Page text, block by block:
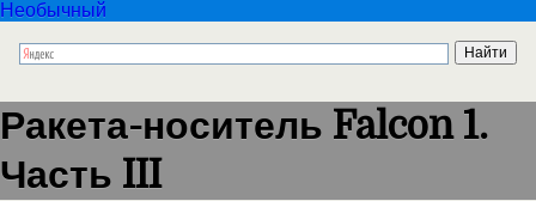
Необычный
Ракета-носитель Falcon 1.
Часть III